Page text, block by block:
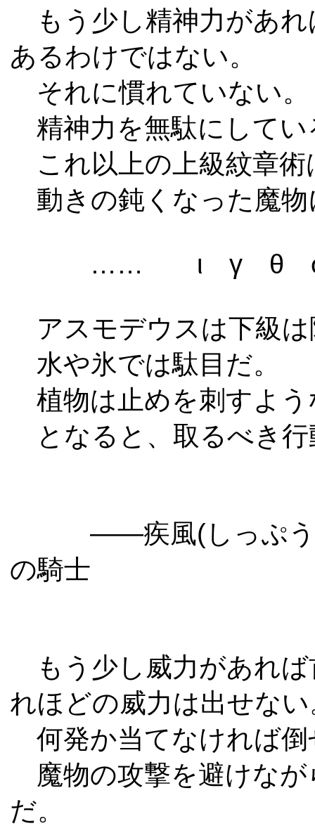
もう少し精神力があれ
あるわけではない。
それに慣れていない。
精神力を無駄にしてい
これ以上の上級紋章術
動きの鈍くなった魔
…… ι γ θ σ
アスモデウスは下級は
水や氷では駄目だ。
植物は止めを刺すよう
となると、取るべき行
――疾風(しっぷう)で
の騎士
もう少し威力があれば
れほどの威力は出せない
何発か当てなければ倒
魔物の攻撃を避けなが
だ。